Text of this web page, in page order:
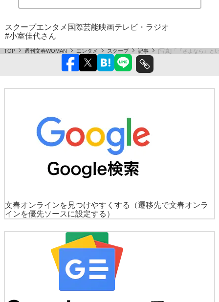
スクープエンタメ 国際芸能映画テレビ・ラジオ
#小室佳代さん
TOP 週刊文春WOMAN エンタメ スクープ 記事 [写真]「『さよなら』と
文春オンラインを見つけやすくする
（遷移先で文春オンラ
インを優先ソースに設定する）